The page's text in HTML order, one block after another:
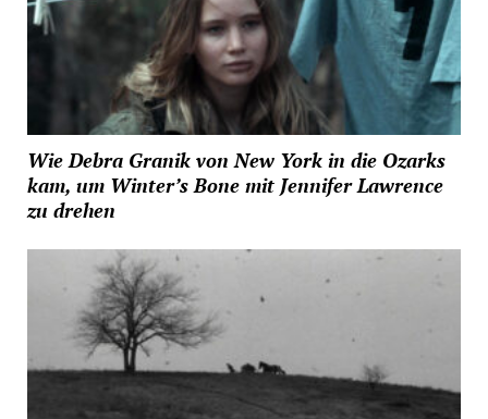
Wie Debra Granik von New York in die Ozarks
kam, um Winter’s Bone mit Jennifer Lawrence
zu drehen